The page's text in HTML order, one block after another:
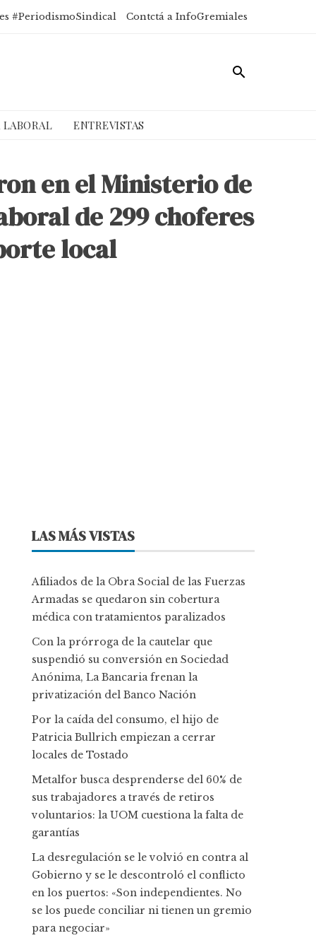
#PeriodismoSindical Contctá a InfoGremiales
LABORAL ENTREVISTAS
en el Ministerio de
de 299 choferes
local
LAS MÁS VISTAS
Afiliados de la Obra Social de las Fuerzas
Armadas se quedaron sin cobertura
médica con tratamientos paralizados
Con la prórroga de la cautelar que
suspendió su conversión en Sociedad
Anónima, La Bancaria frenan la
privatización del Banco Nación
Por la caída del consumo, el hijo de
Patricia Bullrich empiezan a cerrar
locales de Tostado
Metalfor busca desprenderse del 60% de
sus trabajadores a través de retiros
voluntarios: la UOM cuestiona la falta de
garantías
La desregulación se le volvió en contra al
Gobierno y se le descontroló el conflicto
en los puertos: «Son independientes. No
se los puede conciliar ni tienen un gremio
para negociar»